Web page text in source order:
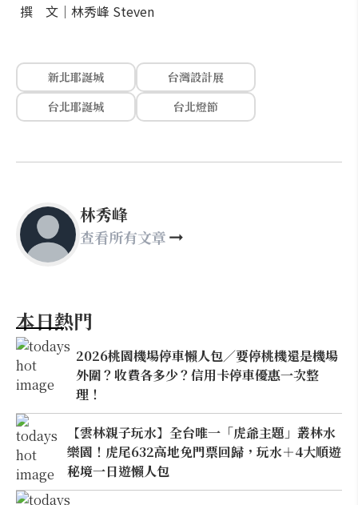
撰 文｜林秀峰 Steven
新北耶誕城
台灣設計展
台北耶誕城
台北燈節
林秀峰
查看所有文章
本日熱門
2026桃園機場停車懶人包／要停桃機還是機場
外圍？收費各多少？信用卡停車優惠一次整
理！
【雲林親子玩水】全台唯一「虎爺主題」叢林水
樂園！虎尾632高地免門票回歸，玩水＋4大順遊
秘境一日遊懶人包